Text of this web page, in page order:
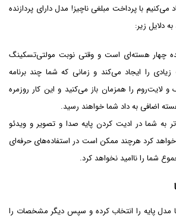
می‌کنیم با پرداخت مبلغی ناچیز! مدل دارای پردازنده
دلایل زیر:
چهار هسته‌ای است و وقتی نوبت مولتی‌تسکینگ
را ایجاد می‌کند و زمانی که شما چند برنامه
لایت‌روم را همزمان باز می‌کنید و این کار روزمره
اضافی به داد شما خواهند رسید.
به شما در ادیت کردن پایه صدا و تصویر و ویدئو
کرد هرچند ممکن است در استفاده‌های حرفه‌ای
شما را ناامید نخواهد کرد.
مدل پایه را انتخاب کرده و سپس دیگر مشخصات را